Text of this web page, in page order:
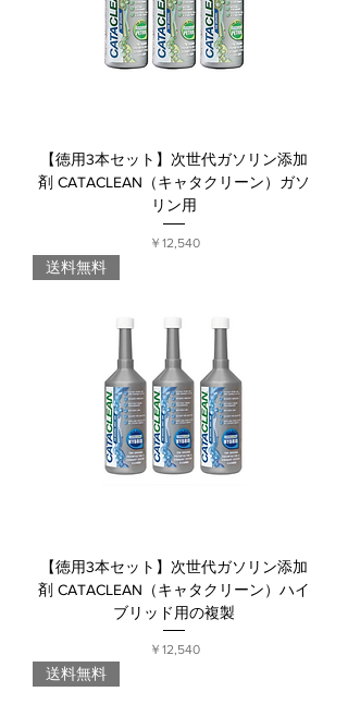
【徳用3本セット】次世代ガソリン添加
剤 CATACLEAN（キャタクリーン）ガソ
リン用
価格
￥12,540
送料無料
【徳用3本セット】次世代ガソリン添加
剤 CATACLEAN（キャタクリーン）ハイ
ブリッド用の複製
価格
￥12,540
送料無料